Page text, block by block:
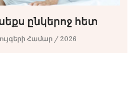
ընկերոջ հետ
Համար / 2026